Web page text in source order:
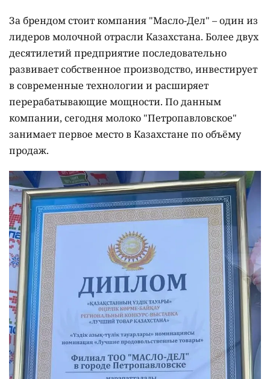
За брендом стоит компания "Масло-Дел" – один из
лидеров молочной отрасли Казахстана. Более двух
десятилетий предприятие последовательно
развивает собственное производство, инвестирует
в современные технологии и расширяет
перерабатывающие мощности. По данным
компании, сегодня молоко "Петропавловское"
занимает первое место в Казахстане по объёму
продаж.